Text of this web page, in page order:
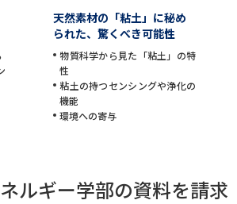
天然素材の「粘土」に秘め
られた、驚くべき可能性
物質科学から見た「粘土」の特
性
粘土の持つセンシングや浄化の
機能
環境への寄与
ルギー学部の資料を請求